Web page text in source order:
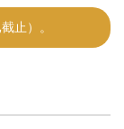
止）。